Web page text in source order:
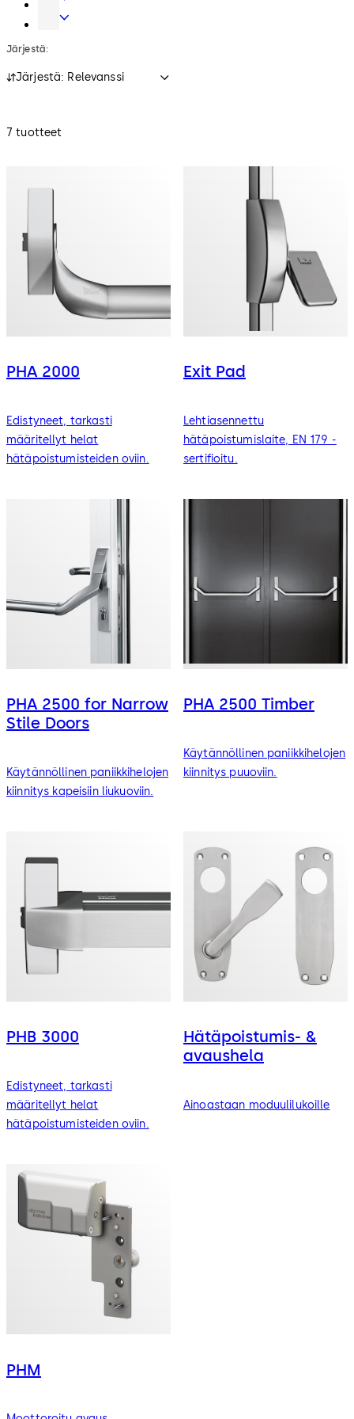
Turvalukot
Järjestä:
Järjestä: Relevanssi
7 tuotteet
PHA 2000
Edistyneet, tarkasti
määritellyt helat
hätäpoistumisteiden oviin.
Exit Pad
Lehtiasennettu
hätäpoistumislaite, EN 179 -
sertifioitu.
PHA 2500 for Narrow
Stile Doors
Käytännöllinen paniikkihelojen
kiinnitys kapeisiin liukuoviin.
PHA 2500 Timber
Käytännöllinen paniikkihelojen
kiinnitys puuoviin.
PHB 3000
Edistyneet, tarkasti
määritellyt helat
hätäpoistumisteiden oviin.
Hätäpoistumis- &
avaushela
Ainoastaan moduulilukoille
PHM